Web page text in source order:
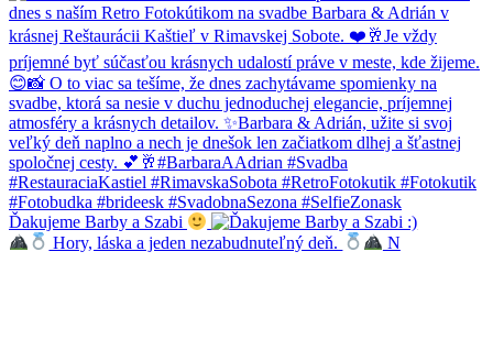
Ďakujeme Barby a Szabi
Hory, láska a jeden nezabudnuteľný deň.
N